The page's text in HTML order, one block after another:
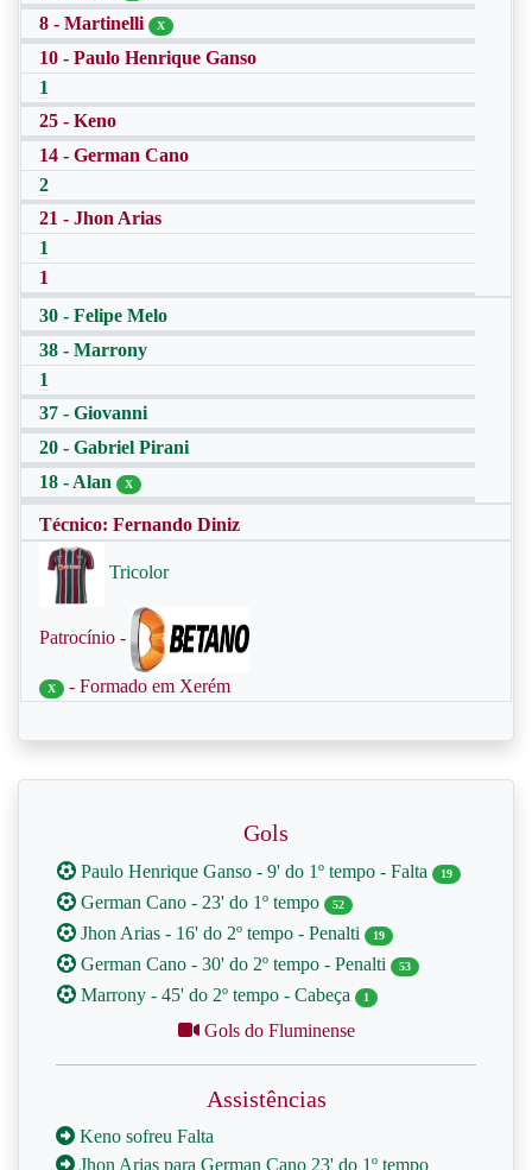
8 - Martinelli X
10 - Paulo Henrique Ganso
1
25 - Keno
14 - German Cano
2
21 - Jhon Arias
1
1
30 - Felipe Melo
38 - Marrony
1
37 - Giovanni
20 - Gabriel Pirani
18 - Alan
X
Técnico: Fernando Diniz
Tricolor
Patrocínio -
X - Formado em Xerém
Gols
Paulo Henrique Ganso - 9' do 1º tempo - Falta 19
German Cano - 23' do 1º tempo 52
Jhon Arias - 16' do 2º tempo - Penalti 19
German Cano - 30' do 2º tempo - Penalti 53
Marrony - 45' do 2º tempo - Cabeça 1
Gols do Fluminense
Assistências
Keno sofreu Falta
Jhon Arias para German Cano 23' do 1º tempo